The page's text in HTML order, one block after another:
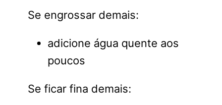
Se engrossar demais:
adicione água quente aos
poucos
Se ficar fina demais: